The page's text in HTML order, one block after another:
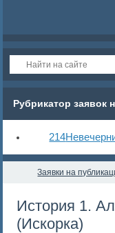
Рубрикатор заявок
214
Заявки на
История 1.
(Искорка)